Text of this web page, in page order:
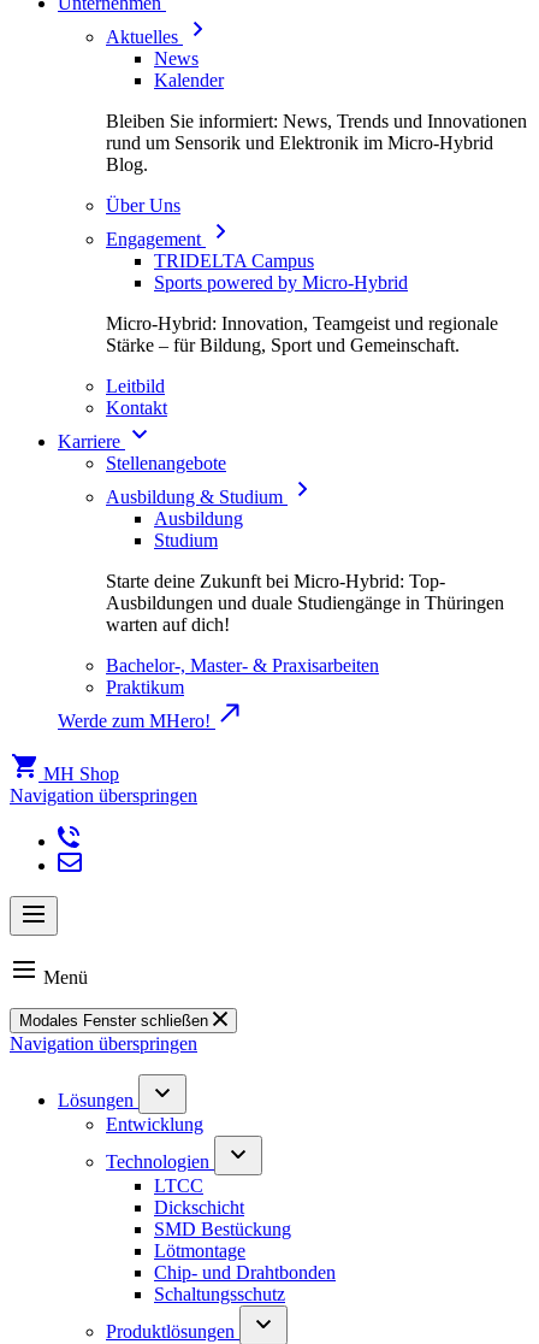
Aktuelles
News
Kalender
Bleiben Sie informiert: News, Trends und Innovationen
rund um Sensorik und Elektronik im Micro-Hybrid
Blog.
Über Uns
Engagement
TRIDELTA Campus
Sports powered by Micro-Hybrid
Micro-Hybrid: Innovation, Teamgeist und regionale
Stärke – für Bildung, Sport und Gemeinschaft.
Leitbild
Kontakt
Karriere
Stellenangebote
Ausbildung & Studium
Ausbildung
Studium
Starte deine Zukunft bei Micro-Hybrid: Top-
Ausbildungen und duale Studiengänge in Thüringen
warten auf dich!
Bachelor-, Master- & Praxisarbeiten
Praktikum
Werde zum MHero!
MH Shop
Navigation überspringen
Menü
Modales Fenster schließen
Navigation überspringen
Lösungen
Entwicklung
Technologien
LTCC
Dickschicht
SMD Bestückung
Lötmontage
Chip- und Drahtbonden
Schaltungsschutz
Produktlösungen